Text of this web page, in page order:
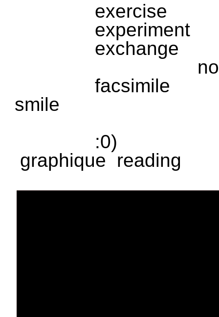
exercise
experiment
exchange
facsimile
smile
:0)
graphique
reading